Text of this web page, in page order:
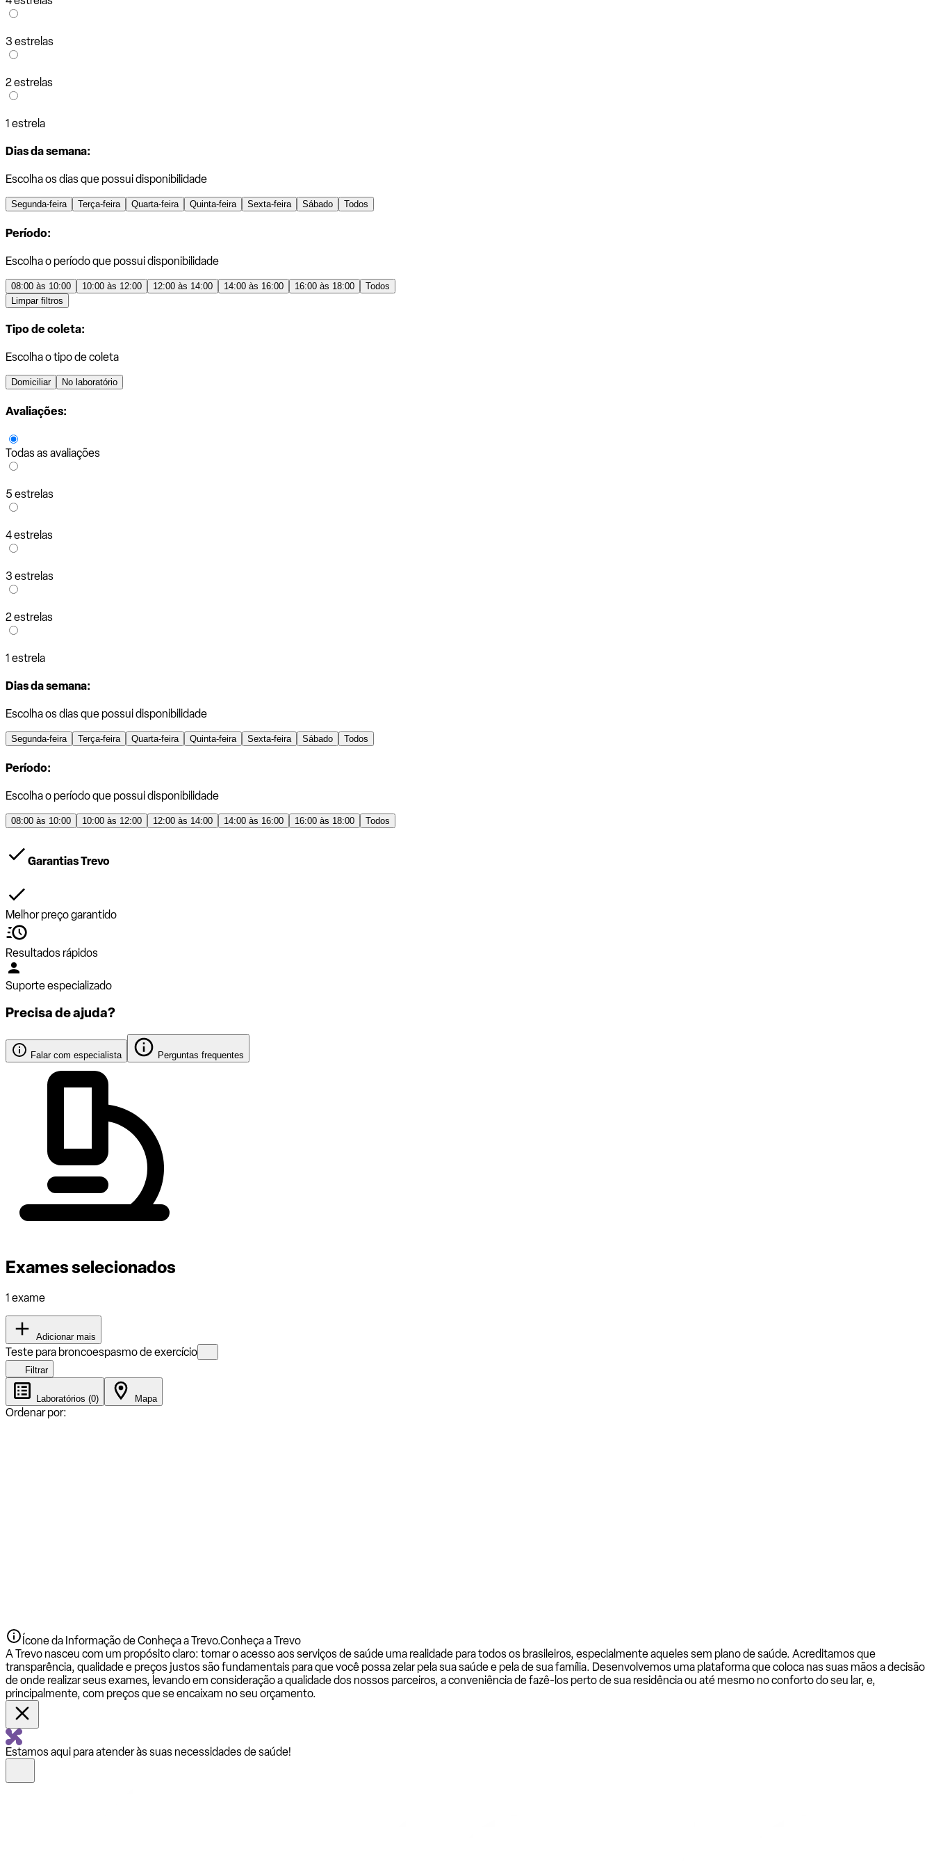
3 estrelas
2 estrelas
1 estrela
Dias da semana:
Escolha os dias que possui disponibilidade
Segunda-feira Terça-feira Quarta-feira Quinta-feira Sexta-feira Sábado Todos
Período:
Escolha o período que possui disponibilidade
08:00 às 10:00 10:00 às 12:00 12:00 às 14:00 14:00 às 16:00 16:00 às 18:00
Todos
Limpar filtros
Tipo de coleta:
Escolha o tipo de coleta
Domiciliar No laboratório
Avaliações:
Todas as avaliações
5 estrelas
4 estrelas
3 estrelas
2 estrelas
1 estrela
Dias da semana:
Escolha os dias que possui disponibilidade
Segunda-feira Terça-feira Quarta-feira Quinta-feira Sexta-feira Sábado Todos
Período:
Escolha o período que possui disponibilidade
08:00 às 10:00 10:00 às 12:00 12:00 às 14:00 14:00 às 16:00 16:00 às 18:00 Todos
Garantias Trevo
Melhor preço garantido
Resultados rápidos
Suporte especializado
Precisa de ajuda?
Falar com especialista Perguntas frequentes
Exames selecionados
1 exame
Adicionar mais
Teste para broncoespasmo de exercício
Filtrar
Laboratórios (0) Mapa
Ordenar por:
Ícone da Informação de Conheça a Trevo.Conheça a Trevo
A Trevo nasceu com um propósito claro: tornar o acesso aos serviços de saúde uma realidade para todos os brasileiros, especialmente aqueles sem plano de saúde. Acreditamos que
transparência, qualidade e preços justos são fundamentais para que você possa zelar pela sua saúde e pela de sua família. Desenvolvemos uma plataforma que coloca nas suas mãos a decisão
de onde realizar seus exames, levando em consideração a qualidade dos nossos parceiros, a conveniência de fazê-los perto de sua residência ou até mesmo no conforto do seu lar, e,
principalmente, com preços que se encaixam no seu orçamento.
Estamos aqui para atender às suas necessidades de saúde!